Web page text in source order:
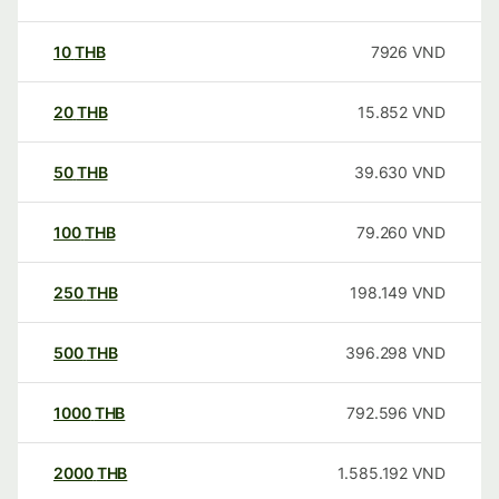
10THB 7926 VND
20THB 15.852 VND
50THB 39.630 VND
100THB 79.260 VND
250THB 198.149 VND
500THB 396.298 VND
1000THB 792.596 VND
2000THB 1.585.192 VND